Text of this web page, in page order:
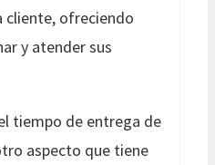
cliente, ofreciendo
y atender sus
tiempo de entrega de
aspecto que tiene